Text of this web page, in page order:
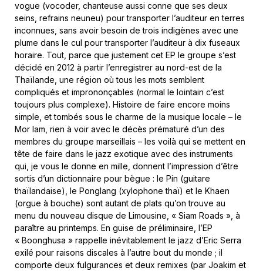
vogue (vocoder, chanteuse aussi conne que ses deux
seins, refrains neuneu) pour transporter l’auditeur en terres
inconnues, sans avoir besoin de trois indigènes avec une
plume dans le cul pour transporter l’auditeur à dix fuseaux
horaire. Tout, parce que justement cet EP le groupe s’est
décidé en 2012 à partir l’enregistrer au nord-est de la
Thaïlande, une région où tous les mots semblent
compliqués et imprononçables (normal le lointain c’est
toujours plus complexe). Histoire de faire encore moins
simple, et tombés sous le charme de la musique locale – le
Mor Iam, rien à voir avec le décès prématuré d’un des
membres du groupe marseillais – les voilà qui se mettent en
tête de faire dans le jazz exotique avec des instruments
qui, je vous le donne en mille, donnent l’impression d’être
sortis d’un dictionnaire pour bègue : le Pin (guitare
thaïlandaise), le Ponglang (xylophone thaï) et le Khaen
(orgue à bouche) sont autant de plats qu’on trouve au
menu du nouveau disque de Limousine, « Siam Roads », à
paraître au printemps. En guise de préliminaire, l’EP
« Boonghusa » rappelle inévitablement le jazz d’Eric Serra
exilé pour raisons discales à l’autre bout du monde ; il
comporte deux fulgurances et deux remixes (par Joakim et